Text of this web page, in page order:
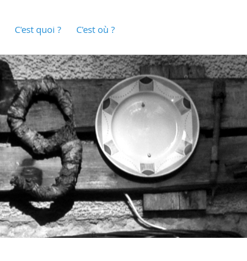
C'est quoi ? C'est où ?